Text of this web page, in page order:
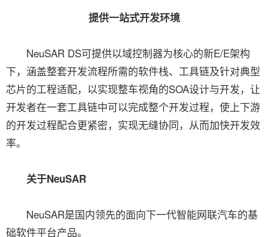
提供一站式开发环境
NeuSAR DS可提供以域控制器为核心的新E/E架构
下，涵盖整套开发流程所需的软件栈、工具链及针对典型
芯片的工程适配，以实现整车视角的SOA设计与开发，让
开发者在一套工具链中可以完成整个开发过程，使上下游
的开发过程配合更紧密，实现无缝协同，从而加快开发效
率。
关于NeuSAR
NeuSAR是国内领先的面向下一代智能网联汽车的基
础软件平台产品。